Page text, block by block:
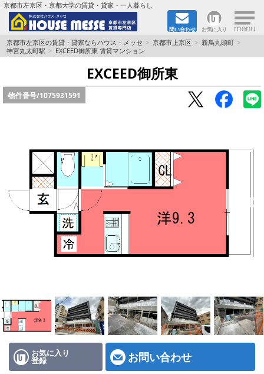
京都市左京区・京都大学の賃貸・貸家・一人暮らし
問い合わせ お気に入り ×
TOPページ
地域から検索
書類DL & 入居者さまへ
家族で住むならマンション？賃家？
一人暮らしの物件特集
ペット相談OKの賃貸！
ハウスメーカー施工特集！
路線·駅から探す
IT重説について
京都市左京区の賃貸・貸家ならハウス・メッセ 京都市上京区
新烏丸頭町
神宮丸太町駅
EXCEED御所東 賃貸マンション
EXCEED御所東
物件番号/1075931591
お気に入り
登録 お問い合わせ